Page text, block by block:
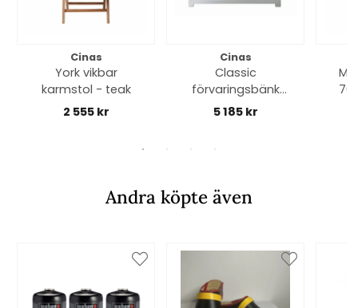
Cinas
York vikbar
karmstol - teak
2 555 kr
Cinas
Classic
förvaringsbänk
90x30 H48 cm -
5 185 kr
Andra köpte även